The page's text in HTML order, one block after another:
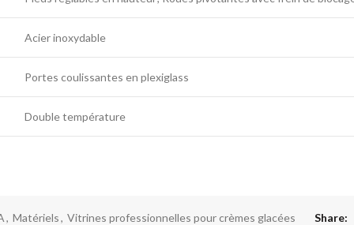
Acier inoxydable
Portes coulissantes en plexiglass
Double température
, Matériels, Vitrines professionnelles pour crèmes glacées Share